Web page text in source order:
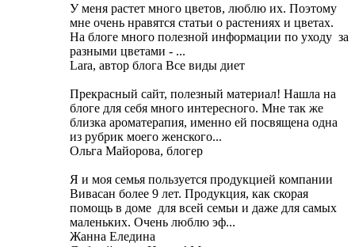
У меня растет много цветов, люблю их. Поэтому
мне очень нравятся статьи о растениях и цветах.
На блоге много полезной информации по уходу за
разными цветами - ...
Lara, автор блога Все виды диет
Прекрасный сайт, полезный материал! Нашла на
блоге для себя много интересного. Мне так же
близка ароматерапия, именно ей посвящена одна
из рубрик моего женского...
Ольга Майорова, блогер
Я и моя семья пользуется продукцией компании
Вивасан более 9 лет. Продукция, как скорая
помощь в доме для всей семьи и даже для самых
маленьких. Очень люблю эф...
Жанна Еледина